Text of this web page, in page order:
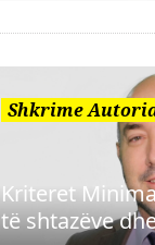
Shkrime
Kriteret
të shtazëve